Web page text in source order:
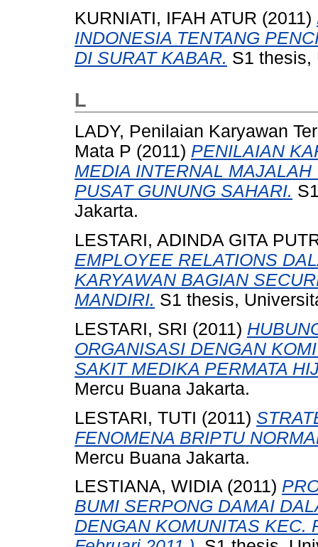
KURNIATI, IFAH ATUR (2011)
INDONESIA TENTANG
DI SURAT KABAR. S1 thesis,
L
LADY, Penilaian Karyawan
Mata P (2011) PENILAIAN
MEDIA INTERNAL MAJALAH
PUSAT GUNUNG SAHARI.
Jakarta.
LESTARI, ADINDA GITA
EMPLOYEE RELATIONS
KARYAWAN BAGIAN
MANDIRI. S1 thesis,
LESTARI, SRI (2011)
ORGANISASI DENGAN
SAKIT MEDIKA PERMATA
Mercu Buana Jakarta.
LESTARI, TUTI (2011)
FENOMENA BRIPTU
Mercu Buana Jakarta.
LESTIANA, WIDIA (2011)
BUMI SERPONG DAMAI
DENGAN KOMUNITAS KEC.